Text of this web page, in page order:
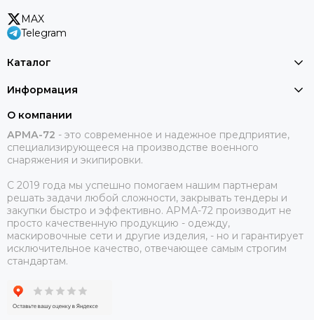
MAX
Telegram
Каталог
Информация
О компании
АРМА-72 - это современное и надежное предприятие,
специализирующееся на производстве военного
снаряжения и экипировки.
С 2019 года мы успешно помогаем нашим партнерам
решать задачи любой сложности, закрывать тендеры и
закупки быстро и эффективно. АРМА-72 производит не
просто качественную продукцию - одежду,
маскировочные сети и другие изделия, - но и гарантирует
исключительное качество, отвечающее самым строгим
стандартам.